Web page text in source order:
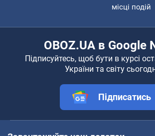
місці подій
OBOZ.UA в Google
Підписуйтесь, щоб бути в курсі
України та світу
Підписатись